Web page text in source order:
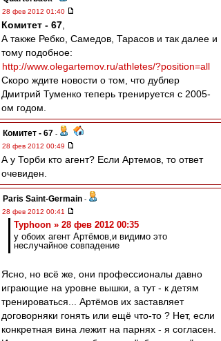
28 фев 2012 01:40
Комитет - 67
А также Ребко, Самедов, Тарасов и так далее и
тому подобное:
http://www.olegartemov.ru/athletes/?position=all
Скоро ждите новости о том, что дублер
Дмитрий Туменко теперь тренируется с 2005-
ом годом.
Комитет - 67 -
28 фев 2012 00:49
А у Торби кто агент? Если Артемов, то ответ
очевиден.
Paris Saint-Germain -
28 фев 2012 00:41
Typhoon » 28 фев 2012 00:35
у обоих агент Артёмов,и видимо это
неслучайное совпадение
Ясно, но всё же, они профессионалы давно
играющие на уровне вышки, а тут - к детям
тренироваться... Артёмов их заставляет
договорняки гонять или ещё что-то ? Нет, если
конкретная вина лежит на парнях - я согласен.